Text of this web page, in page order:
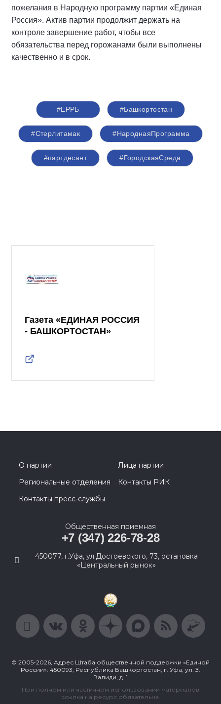
пожелания в Народную программу партии «Единая
Россия». Актив партии продолжит держать на
контроле завершение работ, чтобы все
обязательства перед горожанами были выполнены
качественно и в срок.
#ЕРРБ #Башкортостан
#Стерлитамак #НароднаяПрограмма
#партдесант #ГородскаяСреда
Газета «ЕДИНАЯ РОССИЯ
- БАШКОРТОСТАН»
О партии
Лица партии
Региональные отделения
Контакты РИК
Контакты пресс-службы
Общественная приемная
+7 (347) 226-78-28
450077, г.Уфа, ул.Достоевского, 73, остановка
«Центральный рынок»
© 2005-2026, Адрес Штаба общественной поддержки «Единой
России»: 450093, Республика Башкортостан, г. Уфа, ул. З.
Валиди, д. 1
При полном или частичном использовании материалов
ссылка на ресурс обязательна.